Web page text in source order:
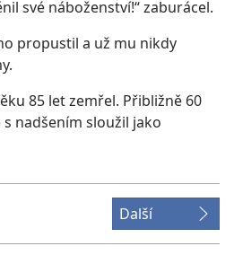
své náboženství!“ zaburácel.
propustil a už mu nikdy
85 let zemřel. Přibližně 60
nadšením sloužil jako
Další